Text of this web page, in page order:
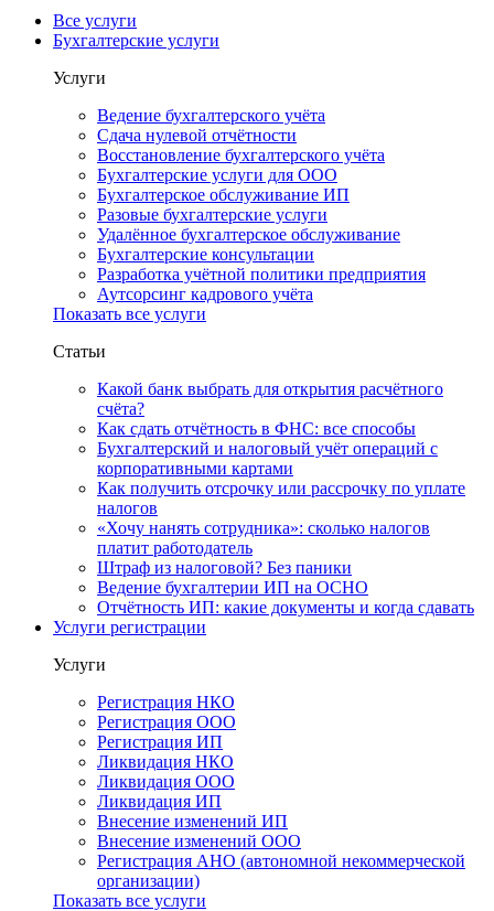
Все услуги
Бухгалтерские услуги
Услуги
Ведение бухгалтерского учёта
Сдача нулевой отчётности
Восстановление бухгалтерского учёта
Бухгалтерские услуги для ООО
Бухгалтерское обслуживание ИП
Разовые бухгалтерские услуги
Удалённое бухгалтерское обслуживание
Бухгалтерские консультации
Разработка учётной политики предприятия
Аутсорсинг кадрового учёта
Показать все услуги
Статьи
Какой банк выбрать для открытия расчётного
счёта?
Как сдать отчётность в ФНС: все способы
Бухгалтерский и налоговый учёт операций с
корпоративными картами
Как получить отсрочку или рассрочку по уплате
налогов
«Хочу нанять сотрудника»: сколько налогов
платит работодатель
Штраф из налоговой? Без паники
Ведение бухгалтерии ИП на ОСНО
Отчётность ИП: какие документы и когда сдавать
Услуги регистрации
Услуги
Регистрация НКО
Регистрация ООО
Регистрация ИП
Ликвидация НКО
Ликвидация ООО
Ликвидация ИП
Внесение изменений ИП
Внесение изменений ООО
Регистрация АНО (автономной некоммерческой
организации)
Показать все услуги